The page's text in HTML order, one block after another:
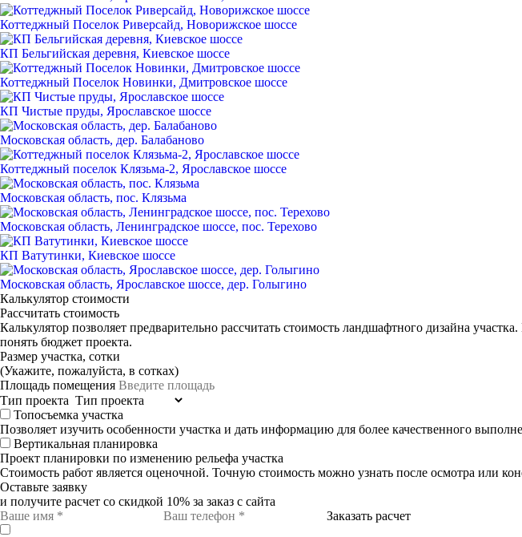
Коттеджный Поселок Риверсайд, Новорижское шоссе
КП Бельгийская деревня, Киевское шоссе
Коттеджный Поселок Новинки, Дмитровское шоссе
КП Чистые пруды, Ярославское шоссе
Московская область, дер. Балабаново
Коттеджный поселок Клязьма-2, Ярославское шоссе
Московская область, пос. Клязьма
Московская область, Ленинградское шоссе, пос. Терехово
КП Ватутинки, Киевское шоссе
Московская область, Ярославское шоссе, дер. Голыгино
Калькулятор стоимости
Рассчитать стоимость
Калькулятор позволяет предварительно рассчитать стоимость ландшафтного дизайна
понять бюджет проекта.
Размер участка, сотки
(Укажите, пожалуйста, в сотках)
Площадь помещения
Тип проекта
Топосъемка участка
Позволяет изучить особенности участка и дать информацию для более качественного
Вертикальная планировка
Проект планировки по изменению рельефа участка
Стоимость работ является оценочной. Точную стоимость можно узнать после осмотра или
Оставьте заявку
и получите расчет со скидкой 10% за заказ с сайта
Заказать расчет